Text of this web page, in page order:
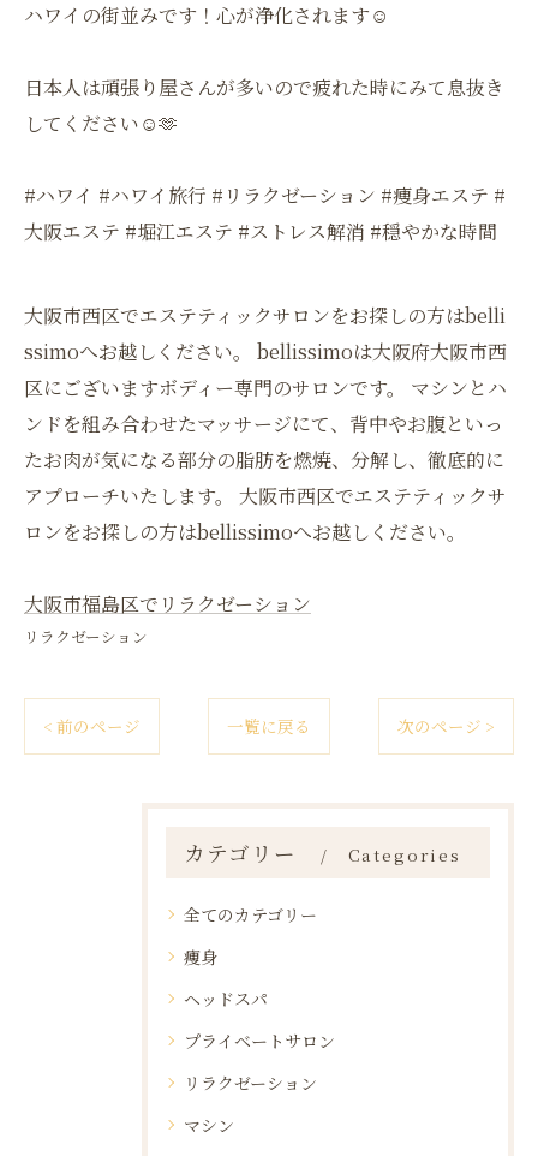
ハワイの街並みです！心が浄化されます☺️
日本人は頑張り屋さんが多いので疲れた時にみて息抜き
してください☺️🫶
#ハワイ #ハワイ旅行 #リラクゼーション #痩身エステ #
大阪エステ #堀江エステ #ストレス解消 #穏やかな時間
大阪市西区でエステティックサロンをお探しの方はbelli
ssimoへお越しください。 bellissimoは大阪府大阪市西
区にございますボディー専門のサロンです。 マシンとハ
ンドを組み合わせたマッサージにて、背中やお腹といっ
たお肉が気になる部分の脂肪を燃焼、分解し、徹底的に
アプローチいたします。 大阪市西区でエステティックサ
ロンをお探しの方はbellissimoへお越しください。
大阪市福島区でリラクゼーション
リラクゼーション
< 前のページ 一覧に戻る 次のページ >
カテゴリー Categories
全てのカテゴリー
痩身
ヘッドスパ
プライベートサロン
リラクゼーション
マシン